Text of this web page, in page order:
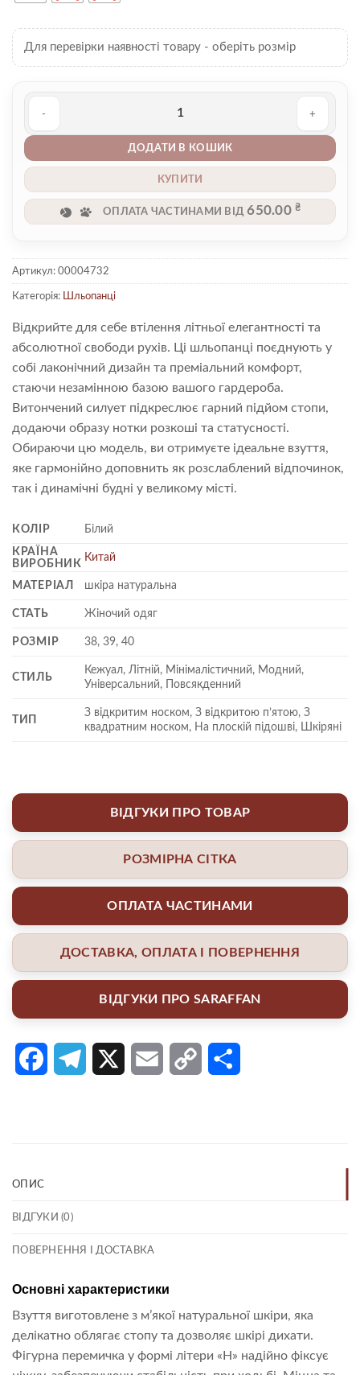
Для перевірки наявності товару - оберіть розмір
ДОДАТИ В КОШИК
КУПИТИ
ОПЛАТА ЧАСТИНАМИ ВІД650.00₴
Артикул: 00004732
Категорія: Шльопанці
Відкрийте для себе втілення літньої елегантності та
абсолютної свободи рухів. Ці шльопанці поєднують у
собі лаконічний дизайн та преміальний комфорт,
стаючи незамінною базою вашого гардероба.
Витончений силует підкреслює гарний підйом стопи,
додаючи образу нотки розкоші та статусності.
Обираючи цю модель, ви отримуєте ідеальне взуття,
яке гармонійно доповнить як розслаблений відпочинок,
так і динамічні будні у великому місті.
КОЛІР
Білий
КРАЇНА
ВИРОБНИК
Китай
МАТЕРІАЛ шкіра натуральна
СТАТЬ Жіночий одяг
РОЗМІР 38, 39, 40
СТИЛЬ
Кежуал, Літній, Мінімалістичний, Модний,
Універсальний, Повсякденний
ТИП
З відкритим носком, З відкритою п’ятою, З
квадратним носком, На плоскій підошві, Шкіряні
ВІДГУКИ ПРО ТОВАР
РОЗМІРНА СІТКА
ОПЛАТА ЧАСТИНАМИ
ДОСТАВКА, ОПЛАТА І ПОВЕРНЕННЯ
ВІДГУКИ ПРО SARAFFAN
FacebookTelegram Email Copy
ОПИС
ВІДГУКИ (0)
ПОВЕРНЕННЯ І ДОСТАВКА
Основні характеристики
Взуття виготовлене з м’якої натуральної шкіри, яка
делікатно облягає стопу та дозволяє шкірі дихати.
Фігурна перемичка у формі літери «H» надійно фіксує